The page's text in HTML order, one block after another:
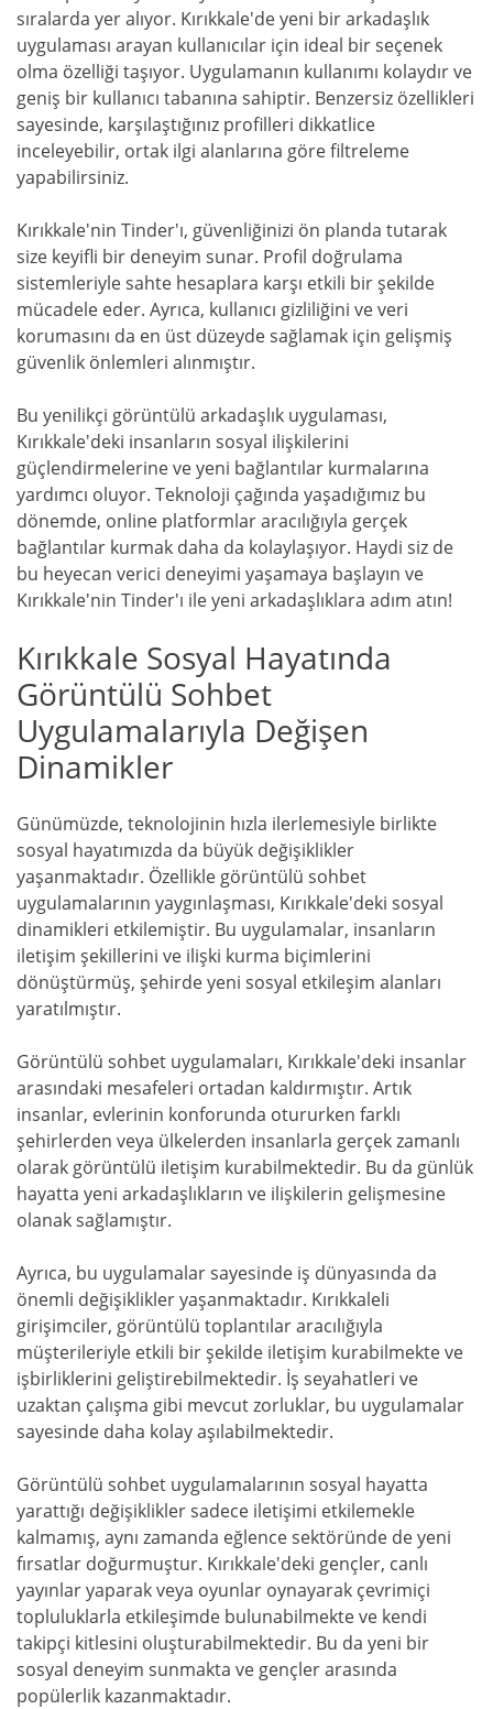
sıralarda yer alıyor. Kırıkkale'de yeni bir arkadaşlık
uygulaması arayan kullanıcılar için ideal bir seçenek
olma özelliği taşıyor. Uygulamanın kullanımı kolaydır ve
geniş bir kullanıcı tabanına sahiptir. Benzersiz özellikleri
sayesinde, karşılaştığınız profilleri dikkatlice
inceleyebilir, ortak ilgi alanlarına göre filtreleme
yapabilirsiniz.
Kırıkkale'nin Tinder'ı, güvenliğinizi ön planda tutarak
size keyifli bir deneyim sunar. Profil doğrulama
sistemleriyle sahte hesaplara karşı etkili bir şekilde
mücadele eder. Ayrıca, kullanıcı gizliliğini ve veri
korumasını da en üst düzeyde sağlamak için gelişmiş
güvenlik önlemleri alınmıştır.
Bu yenilikçi görüntülü arkadaşlık uygulaması,
Kırıkkale'deki insanların sosyal ilişkilerini
güçlendirmelerine ve yeni bağlantılar kurmalarına
yardımcı oluyor. Teknoloji çağında yaşadığımız bu
dönemde, online platformlar aracılığıyla gerçek
bağlantılar kurmak daha da kolaylaşıyor. Haydi siz de
bu heyecan verici deneyimi yaşamaya başlayın ve
Kırıkkale'nin Tinder'ı ile yeni arkadaşlıklara adım atın!
Kırıkkale Sosyal Hayatında
Görüntülü Sohbet
Uygulamalarıyla Değişen
Dinamikler
Günümüzde, teknolojinin hızla ilerlemesiyle birlikte
sosyal hayatımızda da büyük değişiklikler
yaşanmaktadır. Özellikle görüntülü sohbet
uygulamalarının yaygınlaşması, Kırıkkale'deki sosyal
dinamikleri etkilemiştir. Bu uygulamalar, insanların
iletişim şekillerini ve ilişki kurma biçimlerini
dönüştürmüş, şehirde yeni sosyal etkileşim alanları
yaratılmıştır.
Görüntülü sohbet uygulamaları, Kırıkkale'deki insanlar
arasındaki mesafeleri ortadan kaldırmıştır. Artık
insanlar, evlerinin konforunda otururken farklı
şehirlerden veya ülkelerden insanlarla gerçek zamanlı
olarak görüntülü iletişim kurabilmektedir. Bu da günlük
hayatta yeni arkadaşlıkların ve ilişkilerin gelişmesine
olanak sağlamıştır.
Ayrıca, bu uygulamalar sayesinde iş dünyasında da
önemli değişiklikler yaşanmaktadır. Kırıkkaleli
girişimciler, görüntülü toplantılar aracılığıyla
müşterileriyle etkili bir şekilde iletişim kurabilmekte ve
işbirliklerini geliştirebilmektedir. İş seyahatleri ve
uzaktan çalışma gibi mevcut zorluklar, bu uygulamalar
sayesinde daha kolay aşılabilmektedir.
Görüntülü sohbet uygulamalarının sosyal hayatta
yarattığı değişiklikler sadece iletişimi etkilemekle
kalmamış, aynı zamanda eğlence sektöründe de yeni
fırsatlar doğurmuştur. Kırıkkale'deki gençler, canlı
yayınlar yaparak veya oyunlar oynayarak çevrimiçi
topluluklarla etkileşimde bulunabilmekte ve kendi
takipçi kitlesini oluşturabilmektedir. Bu da yeni bir
sosyal deneyim sunmakta ve gençler arasında
popülerlik kazanmaktadır.